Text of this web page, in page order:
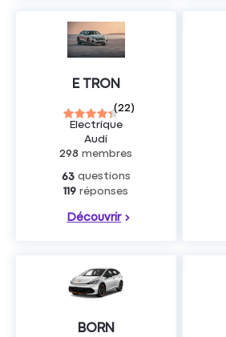
E TRON
(22)
Electrique
Audi
298 membres
63 questions
119 réponses
Découvrir
BORN